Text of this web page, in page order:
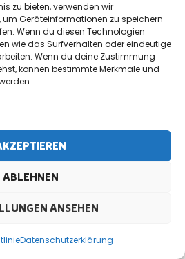
zu bieten, verwenden wir
um Geräteinformationen zu speichern
Wenn du diesen Technologien
wie das Surfverhalten oder eindeutige
Wenn du deine Zustimmung
können bestimmte Merkmale und
ABLEHNEN
ANSEHEN
Datenschutzerklärung